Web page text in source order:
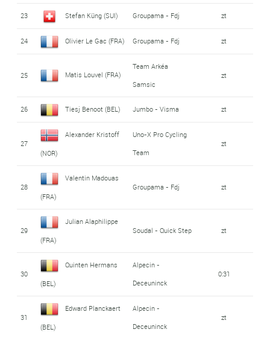
23 Stefan Küng (SUI) Groupama - Fdj zt
24 Olivier Le Gac (FRA) Groupama - Fdj zt
25 Matis Louvel (FRA)
Team Arkéa
Samsic
zt
26 Tiesj Benoot (BEL) Jumbo - Visma zt
27
Alexander Kristoff
(NOR)
Uno-X Pro Cycling
Team
zt
28
Valentin Madouas
(FRA)
Groupama - Fdj zt
29
Julian Alaphilippe
(FRA)
Soudal - Quick Step zt
30
Quinten Hermans
(BEL)
Alpecin -
Deceuninck
0:31
31
Edward Planckaert
(BEL)
Alpecin -
Deceuninck
zt